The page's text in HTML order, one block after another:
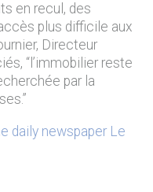
en recul, des
plus difficile aux
Directeur
“l’immobilier reste
par la
daily newspaper Le